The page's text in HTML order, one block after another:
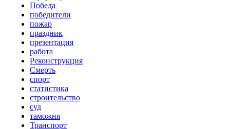
Победа
победители
пожар
праздник
презентация
работа
Реконструкция
Смерть
спорт
статистика
строительство
суд
таможня
Транспорт